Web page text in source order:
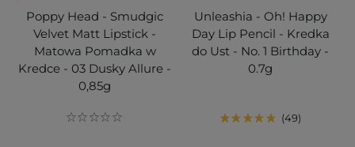
Poppy Head - Smudgic
Velvet Matt Lipstick -
Matowa Pomadka w
Kredce - 03 Dusky Allure -
0,85g
Unleashia - Oh! Happy
Day Lip Pencil - Kredka
do Ust - No. 1 Birthday -
0.7g
49